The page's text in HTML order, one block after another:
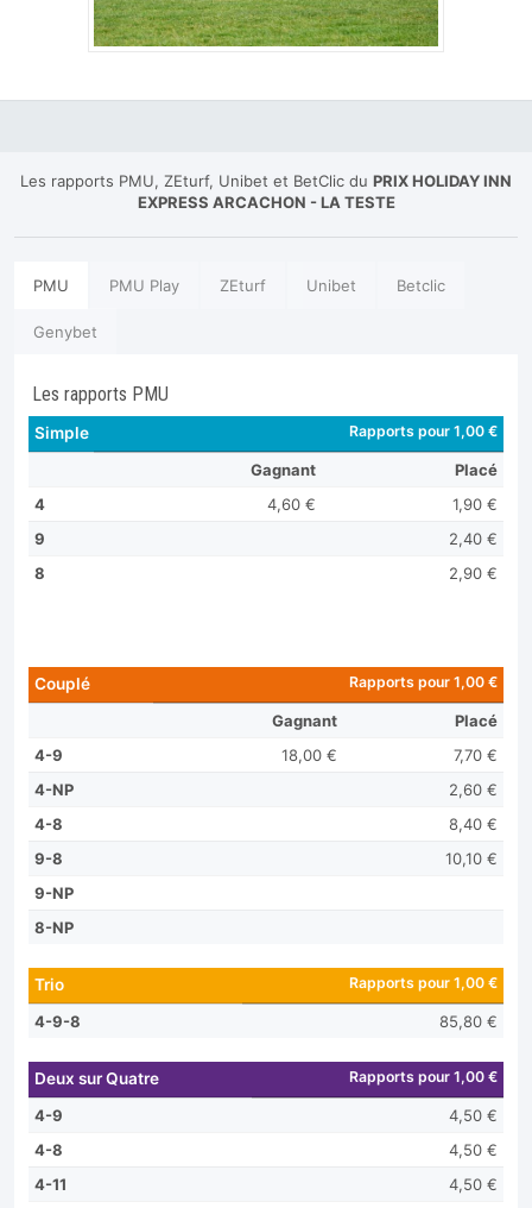
Les rapports PMU, ZEturf, Unibet et BetClic du PRIX HOLIDAY INN
EXPRESS ARCACHON - LA TESTE
PMU PMU Play ZEturf Unibet Betclic
Genybet
Les rapports PMU
Simple Rapports pour 1,00 €
Gagnant
Placé
4
4,60 €
1,90 €
9
2,40 €
8
2,90 €
Couplé Rapports pour 1,00 €
Gagnant
Placé
4-9
18,00 €
7,70 €
4-NP
2,60 €
4-8
8,40 €
9-8
10,10 €
9-NP
8-NP
Trio Rapports pour 1,00 €
4-9-8 85,80 €
Deux sur Quatre Rapports pour 1,00 €
4-9
4,50 €
4-8
4,50 €
4-11
4,50 €